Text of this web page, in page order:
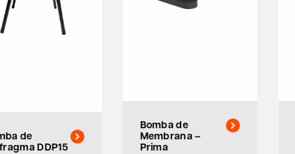
de
DDP15
Bomba de
Membrana –
Prima